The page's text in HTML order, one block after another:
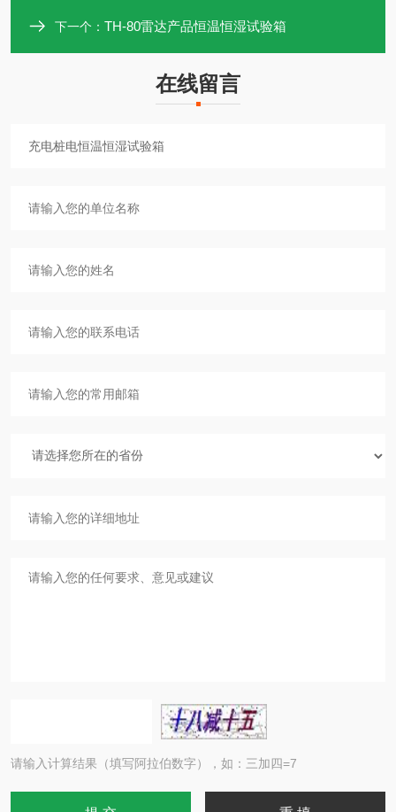
下一个： TH-80雷达产品恒温恒湿试验箱
在线留言
请输入计算结果（填写阿拉伯数字），如：三加四=7